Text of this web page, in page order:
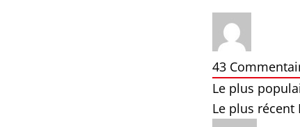
43
Le plus
Le plus récent